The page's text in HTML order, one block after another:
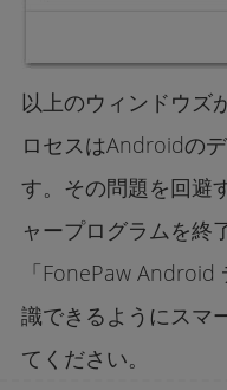
以上のウィンドウズ
ロセスはAndroidの
す。その問題を回避
ャープログラムを終
「FonePaw
識できるようにスマ
てください。